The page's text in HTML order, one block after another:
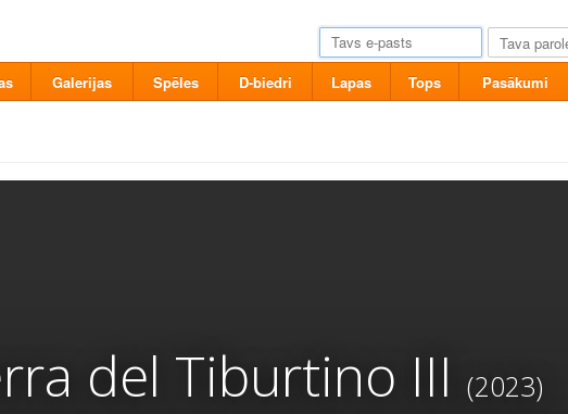
Galerijas Spēles D-biedri Lapas Tops Pasākumi
del Tiburtino III (2023)